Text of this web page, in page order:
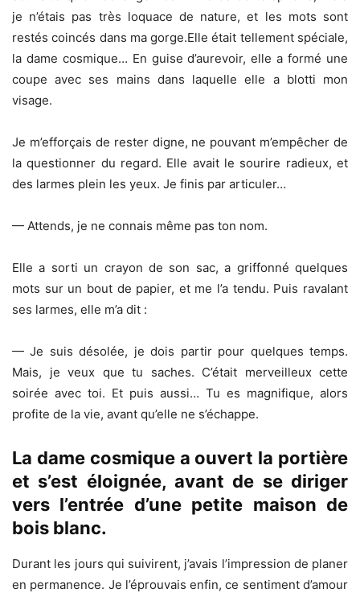
je n’étais pas très loquace de nature, et les mots sont
restés coincés dans ma gorge.Elle était tellement spéciale,
la dame cosmique… En guise d’aurevoir, elle a formé une
coupe avec ses mains dans laquelle elle a blotti mon
visage.
Je m’efforçais de rester digne, ne pouvant m’empêcher de
la questionner du regard. Elle avait le sourire radieux, et
des larmes plein les yeux. Je finis par articuler…
— Attends, je ne connais même pas ton nom.
Elle a sorti un crayon de son sac, a griffonné quelques
mots sur un bout de papier, et me l’a tendu. Puis ravalant
ses larmes, elle m’a dit :
— Je suis désolée, je dois partir pour quelques temps.
Mais, je veux que tu saches. C’était merveilleux cette
soirée avec toi. Et puis aussi… Tu es magnifique, alors
profite de la vie, avant qu’elle ne s’échappe.
La dame cosmique a ouvert la portière
et s’est éloignée, avant de se diriger
vers l’entrée d’une petite maison de
bois blanc.
Durant les jours qui suivirent, j’avais l’impression de planer
en permanence. Je l’éprouvais enfin, ce sentiment d’amour